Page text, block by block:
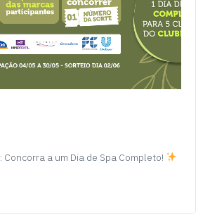
Concorra a um Dia de Spa Completo!